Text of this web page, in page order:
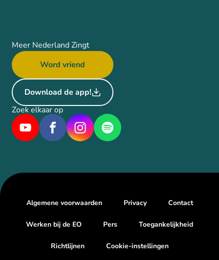
Meer Nederland Zingt
Word vriend
Download de app!
Zoek elkaar op
Algemene voorwaarden Privacy Contact
Werken bij de EO Pers Toegankelijkheid
Richtlijnen Cookie-instellingen